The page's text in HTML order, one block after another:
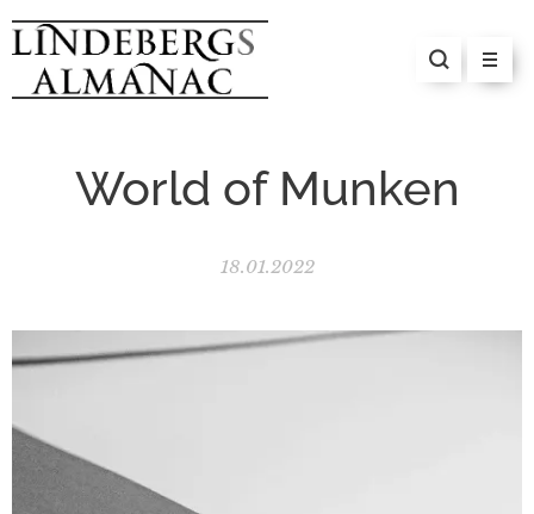
World of Munken
18.01.2022